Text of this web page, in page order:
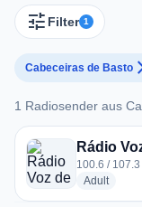
tune Filter 1
Cabeceiras de Basto
1 Radiosender aus
1 Radiosender aus
Rádio
Adultradio